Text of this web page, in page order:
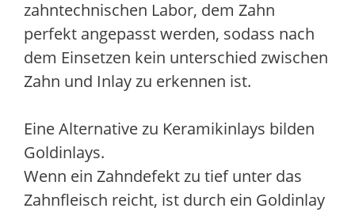
zahntechnischen Labor, dem Zahn
perfekt angepasst werden, sodass nach
dem Einsetzen kein unterschied zwischen
Zahn und Inlay zu erkennen ist.
Eine Alternative zu Keramikinlays bilden
Goldinlays.
Wenn ein Zahndefekt zu tief unter das
Zahnfleisch reicht, ist durch ein Goldinlay